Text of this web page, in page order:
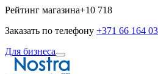
Рейтинг магазина+10 718
Заказать по телефону +371 66 164
Для бизнеса